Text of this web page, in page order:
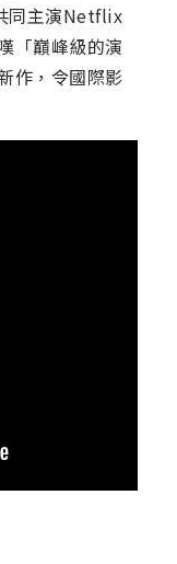
同主演Netflix
「巔峰級的演
作，令國際影